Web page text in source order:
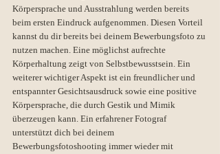
Körpersprache und Ausstrahlung werden bereits
beim ersten Eindruck aufgenommen. Diesen Vorteil
kannst du dir bereits bei deinem Bewerbungsfoto zu
nutzen machen. Eine möglichst aufrechte
Körperhaltung zeigt von Selbstbewusstsein. Ein
weiterer wichtiger Aspekt ist ein freundlicher und
entspannter Gesichtsausdruck sowie eine positive
Körpersprache, die durch Gestik und Mimik
überzeugen kann. Ein erfahrener Fotograf
unterstützt dich bei deinem
Bewerbungsfotoshooting immer wieder mit